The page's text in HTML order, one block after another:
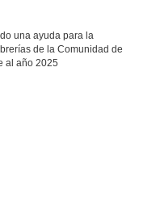
una ayuda para la
de la Comunidad de
al año 2025